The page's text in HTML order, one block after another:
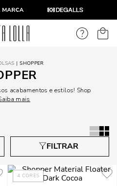
SHOPPER
acabamentos e estilos! Shop
mais
4 CORES